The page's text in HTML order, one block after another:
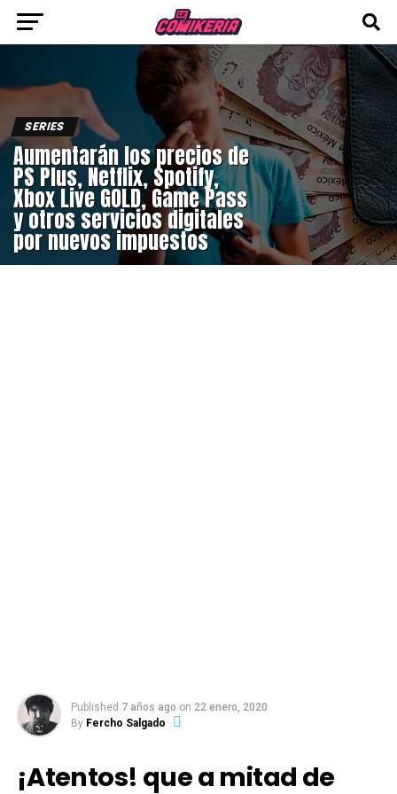
SERIES
Aumentarán los precios de
PS Plus, Netflix, Spotify,
Xbox Live GOLD, Game Pass
y otros servicios digitales
por nuevos impuestos
Published 7 años ago on 22 enero, 2020
By Fercho Salgado
¡Atentos! que a mitad de